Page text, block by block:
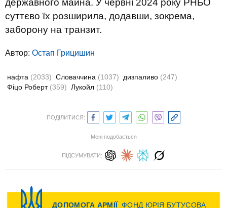
державного майна. У червні 2024 року РНБО
суттєво їх розширила, додавши, зокрема,
заборону на транзит.
Автор: Остап Грицишин
нафта (2033) Словаччина (1037) дизпаливо (247)
Фіцо Роберт (359) Лукойл (110)
ПОДІЛИТИСЯ:
Мені подобається
ПІДСУМУВАТИ: